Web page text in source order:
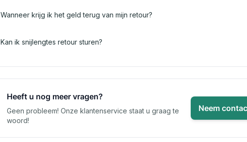
Wanneer krijg ik het geld terug van mijn retour?
Kan ik snijlengtes retour sturen?
Heeft u nog meer vragen?
Geen probleem! Onze klantenservice staat u graag te
woord!
Neem